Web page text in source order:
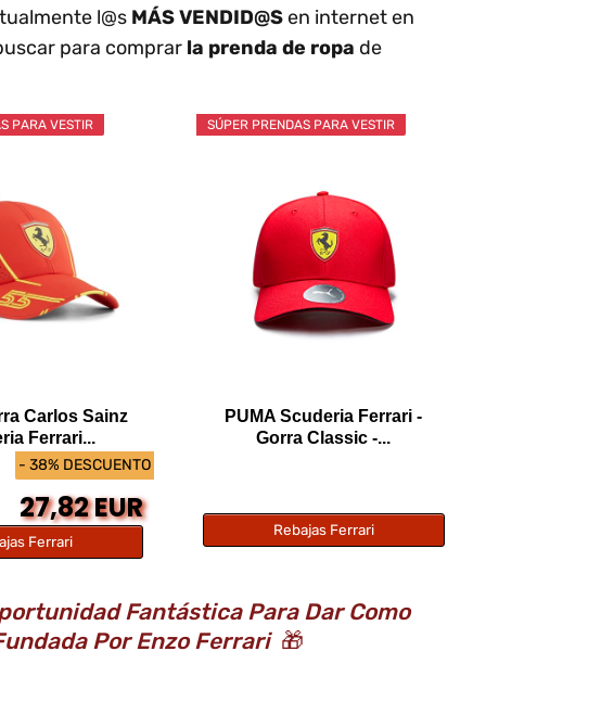
l@s MÁS VENDID@Sen internet en
para comprar la prenda de ropa de
- 38% DESCUENTO
PARA VESTIR
Carlos Sainz
Ferrari...
27,82 EUR
Ferrari
SÚPER PRENDAS PARA VESTIR
PUMA Scuderia Ferrari -
Gorra Classic -...
Rebajas Ferrari
Fantástica Para Dar Como
Por Enzo Ferrari 🎁